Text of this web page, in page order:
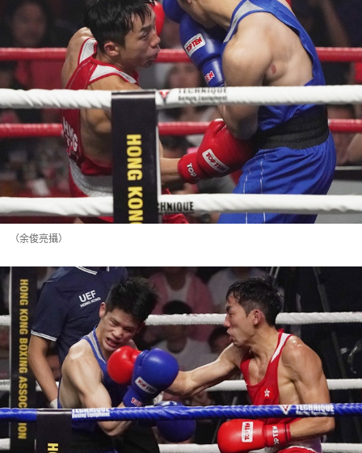
（余俊亮攝）